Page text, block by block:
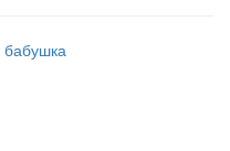
бабушка